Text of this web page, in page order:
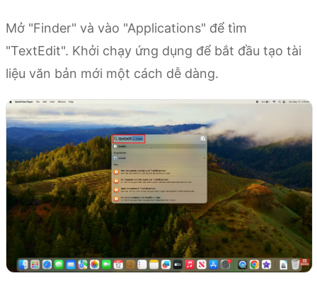
Mở "Finder" và vào "Applications" để tìm
"TextEdit". Khởi chạy ứng dụng để bắt đầu tạo tài
liệu văn bản mới một cách dễ dàng.